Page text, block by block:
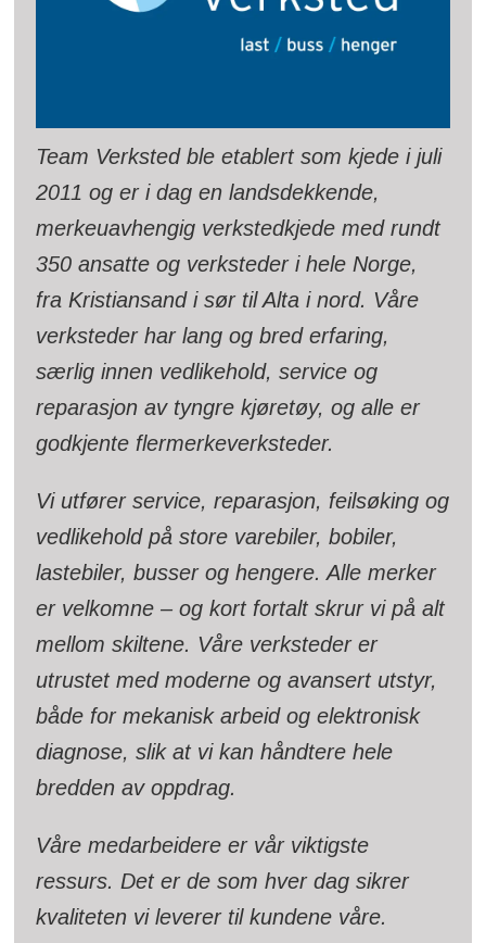
Team Verksted ble etablert som kjede i juli
2011 og er i dag en landsdekkende,
merkeuavhengig verkstedkjede med rundt
350 ansatte og verksteder i hele Norge,
fra Kristiansand i sør til Alta i nord. Våre
verksteder har lang og bred erfaring,
særlig innen vedlikehold, service og
reparasjon av tyngre kjøretøy, og alle er
godkjente flermerkeverksteder.
Vi utfører service, reparasjon, feilsøking og
vedlikehold på store varebiler, bobiler,
lastebiler, busser og hengere. Alle merker
er velkomne – og kort fortalt skrur vi på alt
mellom skiltene. Våre verksteder er
utrustet med moderne og avansert utstyr,
både for mekanisk arbeid og elektronisk
diagnose, slik at vi kan håndtere hele
bredden av oppdrag.
Våre medarbeidere er vår viktigste
ressurs. Det er de som hver dag sikrer
kvaliteten vi leverer til kundene våre.